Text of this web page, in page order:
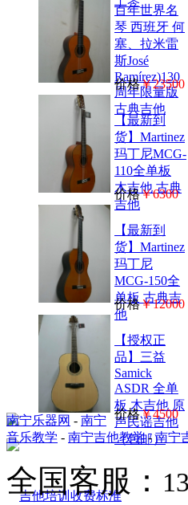
百年世界名
琴 西班牙 何
塞、拉米雷
斯José
Ramírez)130
周年限量版
古典吉他
价格￥23500
【最新到
货】Martinez
玛丁尼MCG-
110全单板
木吉他 古典
吉他
价格￥6300
【最新到
货】Martinez
玛丁尼
MCG-150全
单板 古典吉
他
价格￥12000
【授权正
品】三益
Samick
ASDR 全单
板 木吉他 原
声民谣吉他
（包邮）
价格￥4500
南宁乐器网 - 南宁
音乐教学 - 南宁吉他教学-南宁
全国客服：